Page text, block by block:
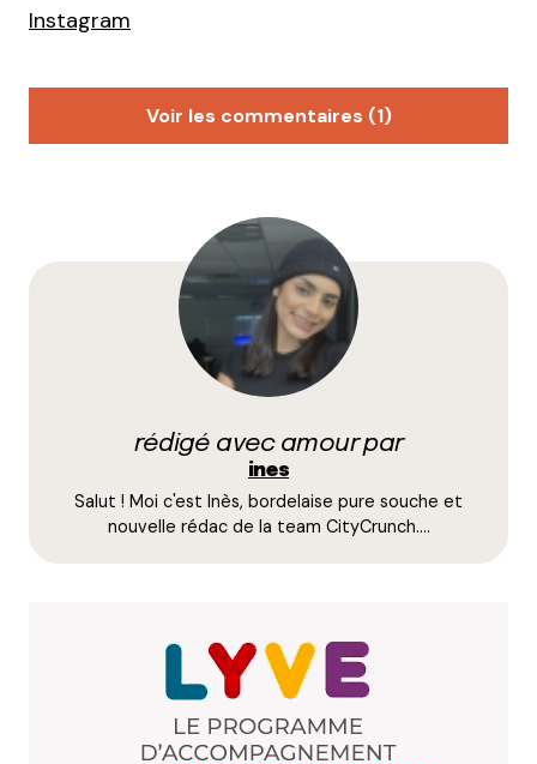
Instagram
Voir les commentaires (1)
Bonjour Ines, Bonjour Coralie,
Bravo pour votre article et cette alléchante
découverte d’un petit bout d’Italie dans le vieux
Au plaisir de vous lire pour un nouveau bon plan
Prévenez-moi de tous les nouveaux commentaires
rédigé avec amour par
ines
Salut ! Moi c'est Inès, bordelaise pure souche et
nouvelle rédac de la team CityCrunch.…